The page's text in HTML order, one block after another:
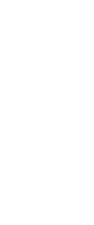
liga